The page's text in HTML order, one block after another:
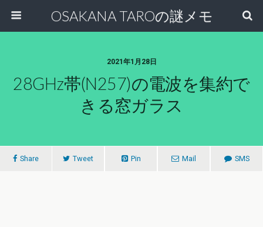
OSAKANA TAROの謎メモ
2021年1月28日
28GHz帯(n257)の電波を集約で
きる窓ガラス
Share Tweet Pin Mail SMS